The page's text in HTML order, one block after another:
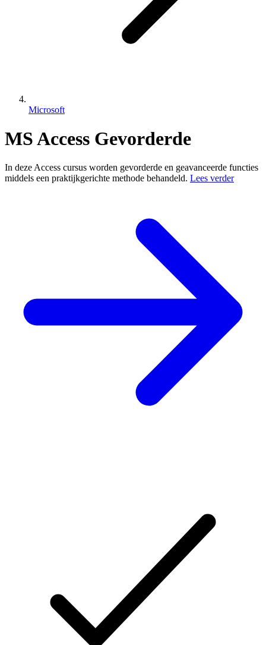
Microsoft
MS Access Gevorderde
In deze Access cursus worden gevorderde en geavanceerde functies
middels een praktijkgerichte methode behandeld. Lees verder